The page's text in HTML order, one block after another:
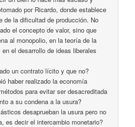
por Ricardo, donde establece
de la dificultad de producción. No
el concepto de valor, sino que
al monopolio, en la teoría de la
el desarrollo de ideas liberales
un contrato lícito y que no?
haber realizado la economía
para evitar ser desacreditada
a su condena a la usura?
desaprueban la usura pero no
es decir el intercambio monetario?